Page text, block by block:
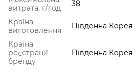
витрата, г/год
38
Країна
виготовлення
Південна Корея
Країна
реєстрації
бренду
Південна Корея